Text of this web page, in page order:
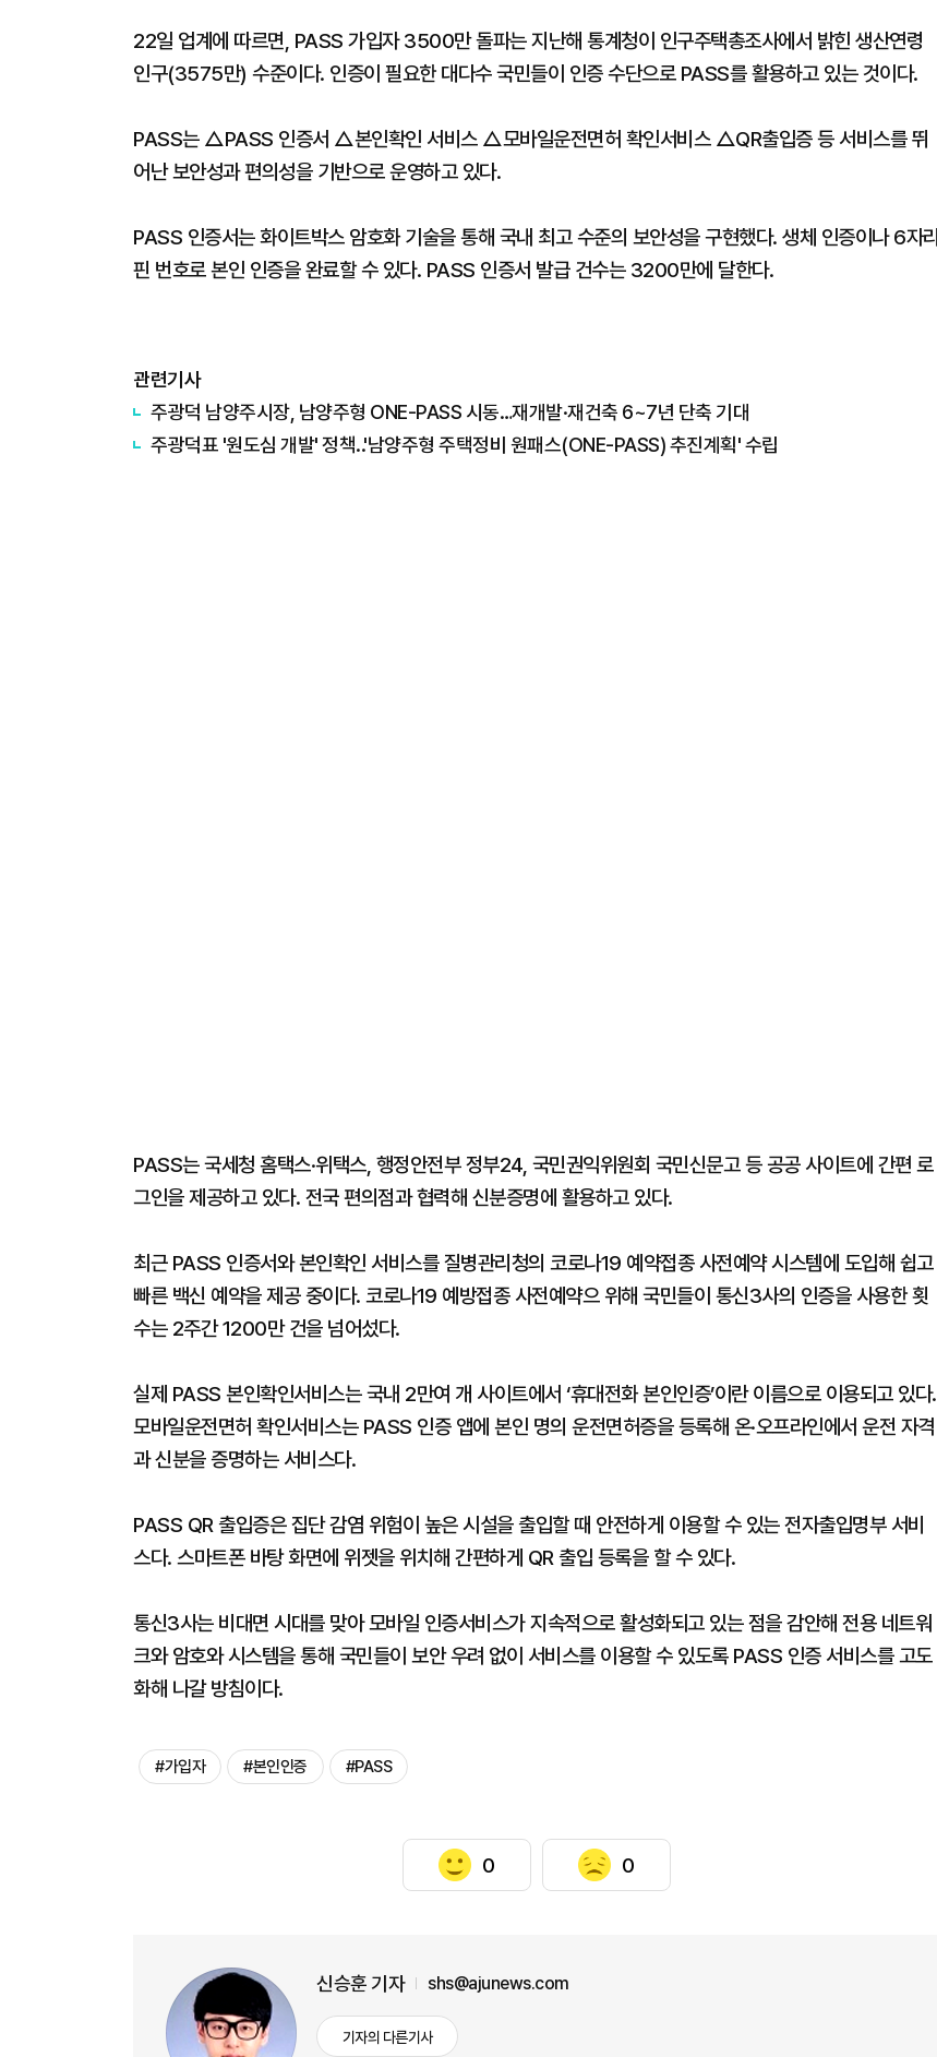
22일 업계에 따르면, PASS 가입자 3500만 돌파는 지난해 통계청이 인구주택총조사에서 밝힌 생산연령
인구(3575만) 수준이다. 인증이 필요한 대다수 국민들이 인증 수단으로 PASS를 활용하고 있는 것이다.
PASS는 △PASS 인증서 △본인확인 서비스 △모바일운전면허 확인서비스 △QR출입증 등 서비스를 뛰
어난 보안성과 편의성을 기반으로 운영하고 있다.
PASS 인증서는 화이트박스 암호화 기술을 통해 국내 최고 수준의 보안성을 구현했다. 생체 인증이나 6자리
핀 번호로 본인 인증을 완료할 수 있다. PASS 인증서 발급 건수는 3200만에 달한다.
관련기사
주광덕 남양주시장, 남양주형 ONE-PASS 시동…재개발·재건축 6~7년 단축 기대
주광덕표 '원도심 개발' 정책..'남양주형 주택정비 원패스(ONE-PASS) 추진계획' 수립
PASS는 국세청 홈택스·위택스, 행정안전부 정부24, 국민권익위원회 국민신문고 등 공공 사이트에 간편 로
그인을 제공하고 있다. 전국 편의점과 협력해 신분증명에 활용하고 있다.
최근 PASS 인증서와 본인확인 서비스를 질병관리청의 코로나19 예약접종 사전예약 시스템에 도입해 쉽고
빠른 백신 예약을 제공 중이다. 코로나19 예방접종 사전예약으 위해 국민들이 통신3사의 인증을 사용한 횟
수는 2주간 1200만 건을 넘어섰다.
실제 PASS 본인확인서비스는 국내 2만여 개 사이트에서 ‘휴대전화 본인인증’이란 이름으로 이용되고 있다.
모바일운전면허 확인서비스는 PASS 인증 앱에 본인 명의 운전면허증을 등록해 온·오프라인에서 운전 자격
과 신분을 증명하는 서비스다.
PASS QR 출입증은 집단 감염 위험이 높은 시설을 출입할 때 안전하게 이용할 수 있는 전자출입명부 서비
스다. 스마트폰 바탕 화면에 위젯을 위치해 간편하게 QR 출입 등록을 할 수 있다.
통신3사는 비대면 시대를 맞아 모바일 인증서비스가 지속적으로 활성화되고 있는 점을 감안해 전용 네트워
크와 암호와 시스템을 통해 국민들이 보안 우려 없이 서비스를 이용할 수 있도록 PASS 인증 서비스를 고도
화해 나갈 방침이다.
#가입자 #본인인증 #PASS
0 0
신승훈 기자 shs@ajunews.com
기자의 다른기사